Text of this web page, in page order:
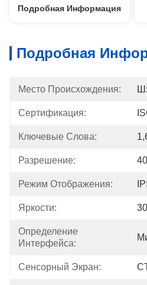
Подробная Информация
Подробная
Место Происхождения:
Сертификация:
Ключевые Слова:
Разрешение:
Режим Отображения:
Яркости:
Определение
Интерфейса:
Сенсорный Экран: